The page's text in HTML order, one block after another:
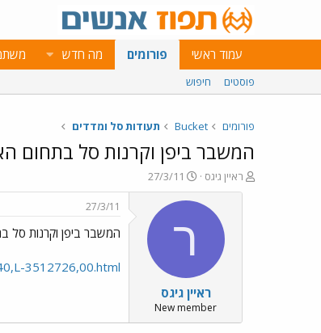
עמוד ראשי פורומים מה חדש
פוסטים חיפוש
פורומים Bucket תעודות סל ומדדים
המשבר ביפן וקרנות סל בתחום
פ
ו
ראיין גיגס
פ
ו
ר
ם
א
ר
י
ך
27/3/11
ר
ראיין גיגס
New member
27/3/11
המשבר ביפן וקרנות סל
3512726,00.html